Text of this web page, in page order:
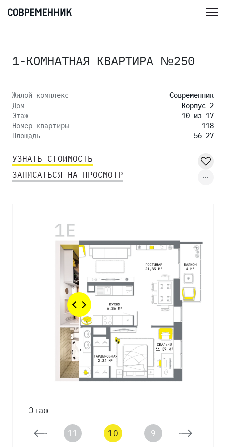
1-КОМНАТНАЯ КВАРТИРА №250
Жилой комплекс
Современник
Дом
Корпус 2
Этаж
10 из 17
Номер квартиры
118
Площадь
56.27
УЗНАТЬ СТОИМОСТЬ
ЗАПИСАТЬСЯ НА ПРОСМОТР
Этаж
12 11 10 9 8